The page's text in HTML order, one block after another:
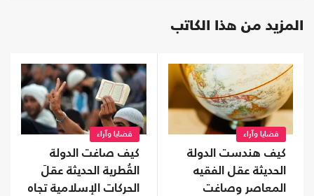
المزيد من هذا الكاتب
قضايا وآراء
كيف هندست الدولة
الحديثة عقل الفقيه
المعاصر وصاغت
قضايا وآراء
كيف صاغت الدولة
القُطرية الحديثة عقلَ
الحركات الإسلامية تجاه